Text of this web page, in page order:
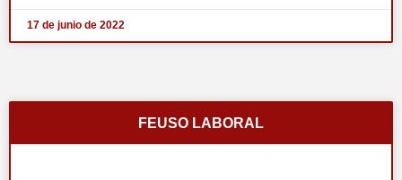
17 de junio de 2022
FEUSO LABORAL